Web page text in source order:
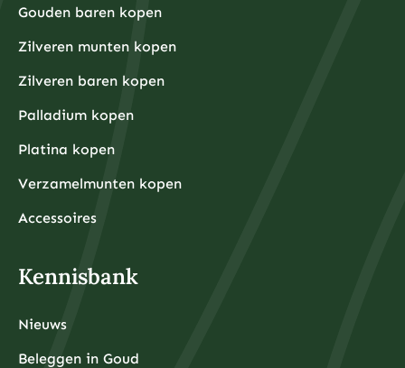
Gouden baren kopen
Zilveren munten kopen
Zilveren baren kopen
Palladium kopen
Platina kopen
Verzamelmunten kopen
Accessoires
Kennisbank
Nieuws
Beleggen in Goud